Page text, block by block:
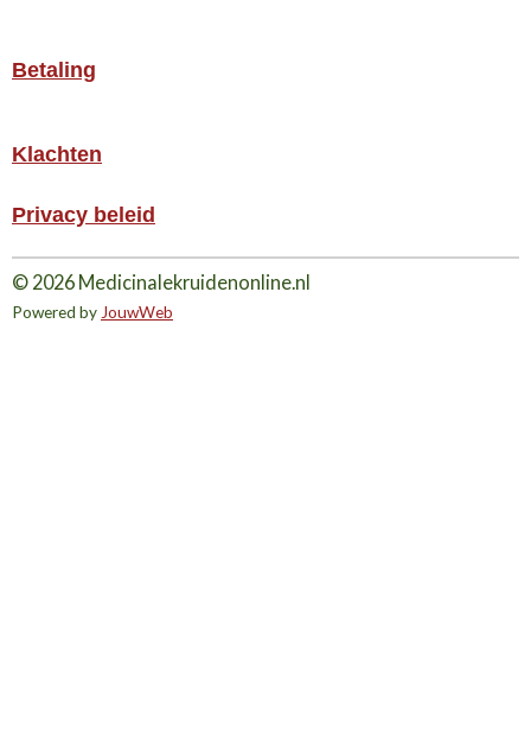
Betaling
Klachten
Privacy beleid
© 2026 Medicinalekruidenonline.nl
Powered byJouwWeb